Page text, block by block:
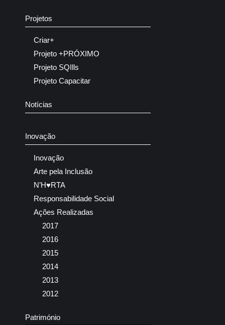
Projetos
Criar+
Projeto +PRÓXIMO
Projeto SQIlls
Projeto Capacitar
Notícias
Inovação
Inovação
Arte pela Inclusão
N’H♥RTA
Responsabilidade Social
Ações Realizadas
2017
2016
2015
2014
2013
2012
Património